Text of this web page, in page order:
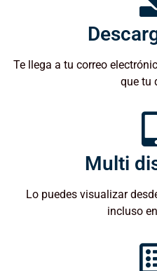
Te llega a tu correo
que tu
Multi
Lo puedes visualizar
incluso